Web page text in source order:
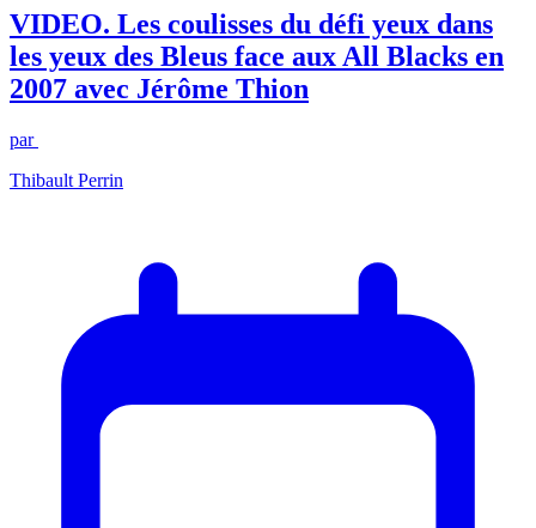
VIDEO. Les coulisses du défi yeux dans
les yeux des Bleus face aux All Blacks en
2007 avec Jérôme Thion
par
Thibault Perrin